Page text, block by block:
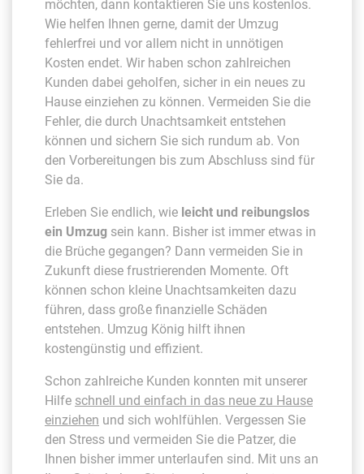
möchten, dann kontaktieren Sie uns kostenlos.
Wie helfen Ihnen gerne, damit der Umzug
fehlerfrei und vor allem nicht in unnötigen
Kosten endet. Wir haben schon zahlreichen
Kunden dabei geholfen, sicher in ein neues zu
Hause einziehen zu können. Vermeiden Sie die
Fehler, die durch Unachtsamkeit entstehen
können und sichern Sie sich rundum ab. Von
den Vorbereitungen bis zum Abschluss sind für
Sie da.
Erleben Sie endlich, wie leicht und reibungslos
ein Umzug sein kann. Bisher ist immer etwas in
die Brüche gegangen? Dann vermeiden Sie in
Zukunft diese frustrierenden Momente. Oft
können schon kleine Unachtsamkeiten dazu
führen, dass große finanzielle Schäden
entstehen. Umzug König hilft ihnen
kostengünstig und effizient.
Schon zahlreiche Kunden konnten mit unserer
Hilfe schnell und einfach in das neue zu Hause
einziehen und sich wohlfühlen. Vergessen Sie
den Stress und vermeiden Sie die Patzer, die
Ihnen bisher immer unterlaufen sind. Mit uns an